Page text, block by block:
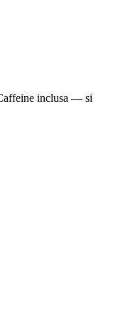
inclusa — si